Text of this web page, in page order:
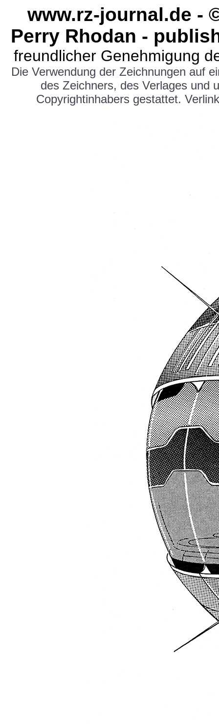
www.rz-journal.de -
Perry Rhodan -
freundlicher Genehmigung
Die Verwendung der Zeichnungen auf
des Zeichners, des Verlages und
Copyrightinhabers gestattet.